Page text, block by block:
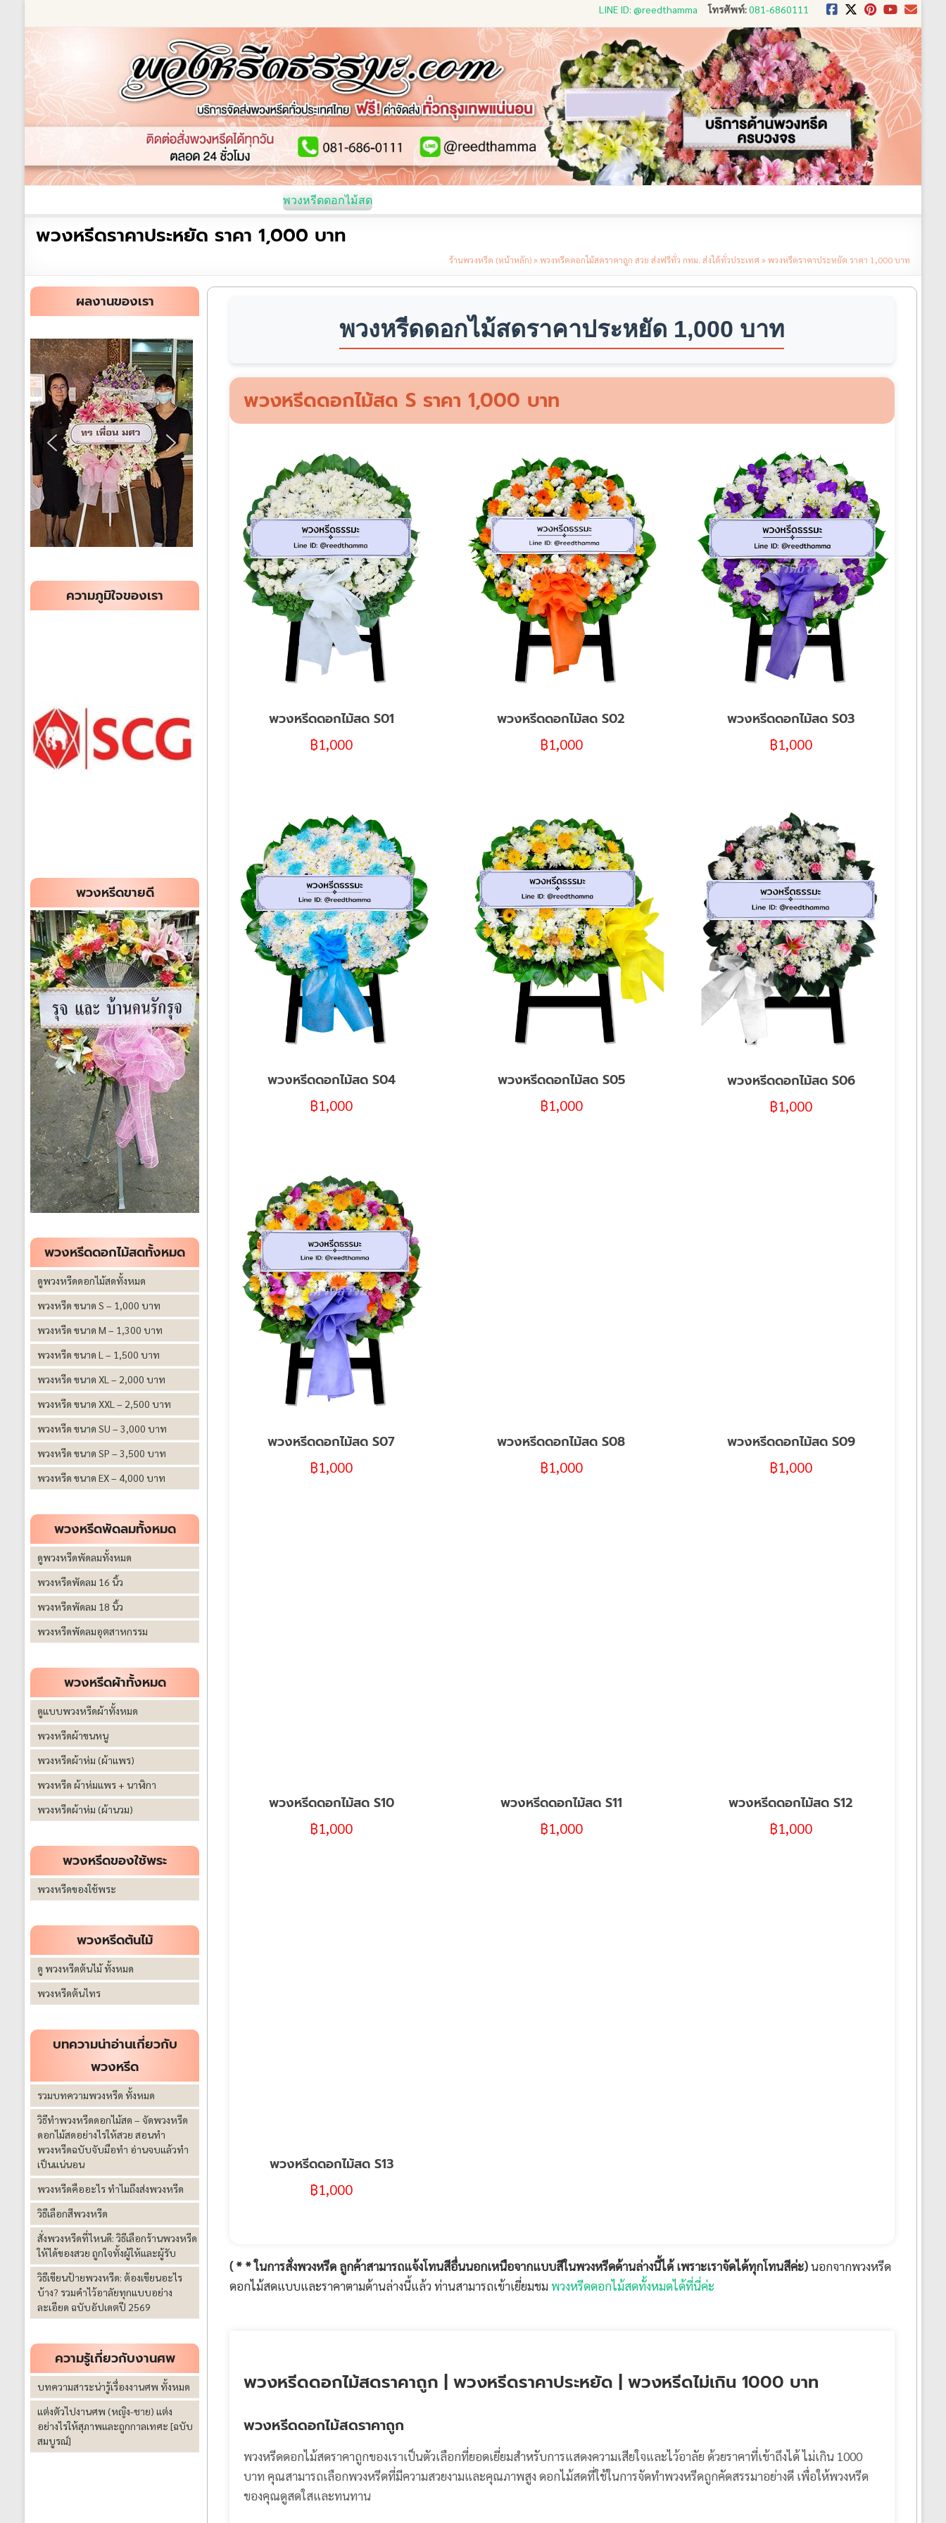
to
LINE ID: @reedthamma โทรศัพท์:081-6860111
ร้าน
พวงหรีด
ธรรมะ
ส่ง
ได้
ทั่ว
ประเทศ
ร้าน
พวงหรีด
ส่ง
พวงหรีด
ทั่ว
ประเทศ
พวงหรีดดอกไม้สด
พวงหรีดราคาประหยัด ราคา 1,000 บาท
ร้านพวงหรีด (หน้าหลัก)»พวงหรีดดอกไม้สดราคาถูก สวย ส่งฟรีทั่ว กทม. ส่งได้ทั่วประเทศ »พวงหรีดราคาประหยัด ราคา 1,000 บาท
พวงหรีดดอกไม้สดราคาประหยัด 1,000 บาท
พวงหรีดดอกไม้สด S ราคา 1,000 บาท
พวงหรีดดอกไม้สด S01
฿1,000
พวงหรีดดอกไม้สด S02
฿1,000
พวงหรีดดอกไม้สด S03
฿1,000
พวงหรีดดอกไม้สด S04
฿1,000
พวงหรีดดอกไม้สด S05
฿1,000
พวงหรีดดอกไม้สด S06
฿1,000
พวงหรีดดอกไม้สด S07
฿1,000
พวงหรีดดอกไม้สด S08
฿1,000
พวงหรีดดอกไม้สด S09
฿1,000
พวงหรีดดอกไม้สด S10
฿1,000
พวงหรีดดอกไม้สด S11
฿1,000
พวงหรีดดอกไม้สด S12
฿1,000
พวงหรีดดอกไม้สด S13
฿1,000
( * * ในการสั่งพวงหรีด ลูกค้าสามารถแจ้งโทนสีอื่นนอกเหนือจากแบบสีในพวงหรีดด้านล่างนี้ได้ เพราะเราจัดได้ทุกโทนสีค่ะ)นอกจากพวงหรีด
ดอกไม้สดแบบและราคาตามด้านล่างนี้แล้ว ท่านสามารถเข้าเยี่ยมชม พวงหรีดดอกไม้สดทั้งหมดได้ที่นี่ค่ะ
พวงหรีดดอกไม้สดราคาถูก | พวงหรีดราคาประหยัด | พวงหรีดไม่เกิน 1000 บาท
พวงหรีดดอกไม้สดราคาถูก
พวงหรีดดอกไม้สดราคาถูกของเราเป็นตัวเลือกที่ยอดเยี่ยมสำหรับการแสดงความเสียใจและไว้อาลัย ด้วยราคาที่เข้าถึงได้ ไม่เกิน 1000
บาท คุณสามารถเลือกพวงหรีดที่มีความสวยงามและคุณภาพสูง ดอกไม้สดที่ใช้ในการจัดทำพวงหรีดถูกคัดสรรมาอย่างดี เพื่อให้พวงหรีด
ของคุณดูสดใสและทนทาน
ผลงานของเรา
ความภูมิใจของเรา
พวงหรีดขายดี
พวงหรีดดอกไม้สดทั้งหมด
ดูพวงหรีดดอกไม้สดทั้งหมด
พวงหรีด ขนาด S – 1,000 บาท
พวงหรีด ขนาด M – 1,300 บาท
พวงหรีด ขนาด L – 1,500 บาท
พวงหรีด ขนาด XL – 2,000 บาท
พวงหรีด ขนาด XXL – 2,500 บาท
พวงหรีด ขนาด SU – 3,000 บาท
พวงหรีด ขนาด SP – 3,500 บาท
พวงหรีด ขนาด EX – 4,000 บาท
พวงหรีดพัดลมทั้งหมด
ดูพวงหรีดพัดลมทั้งหมด
พวงหรีดพัดลม 16 นิ้ว
พวงหรีดพัดลม 18 นิ้ว
พวงหรีดพัดลมอุตสาหกรรม
พวงหรีดผ้าทั้งหมด
ดูแบบพวงหรีดผ้าทั้งหมด
พวงหรีดผ้าขนหนู
พวงหรีดผ้าห่ม (ผ้าแพร)
พวงหรีด ผ้าห่มแพร + นาฬิกา
พวงหรีดผ้าห่ม (ผ้านวม)
พวงหรีดของใช้พระ
พวงหรีดของใช้พระ
พวงหรีดต้นไม้
ดู พวงหรีดต้นไม้ ทั้งหมด
พวงหรีดต้นไทร
บทความน่าอ่านเกี่ยวกับ
พวงหรีด
รวมบทความพวงหรีด ทั้งหมด
วิธีทำพวงหรีดดอกไม้สด – จัดพวงหรีด
ดอกไม้สดอย่างไรให้สวย สอนทำ
พวงหรีดฉบับจับมือทำ อ่านจบแล้วทำ
เป็นแน่นอน
พวงหรีดคืออะไร ทำไมถึงส่งพวงหรีด
วิธีเลือกสีพวงหรีด
สั่งพวงหรีดที่ไหนดี: วิธีเลือกร้านพวงหรีด
ให้ได้ของสวย ถูกใจทั้งผู้ให้และผู้รับ
วิธีเขียนป้ายพวงหรีด: ต้องเขียนอะไร
บ้าง? รวมคำไว้อาลัยทุกแบบอย่าง
ละเอียด ฉบับอัปเดตปี 2569
ความรู้เกี่ยวกับงานศพ
บทความสาระน่ารู้เรื่องงานศพ ทั้งหมด
แต่งตัวไปงานศพ (หญิง-ชาย) แต่ง
อย่างไรให้สุภาพและถูกกาลเทศะ [ฉบับ
สมบูรณ์]